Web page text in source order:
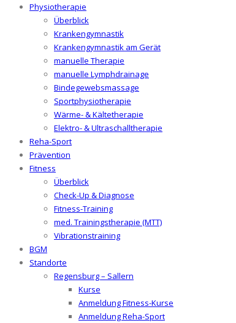
Physiotherapie
Überblick
Krankengymnastik
Krankengymnastik am Gerät
manuelle Therapie
manuelle Lymphdrainage
Bindegewebsmassage
Sportphysiotherapie
Wärme- & Kältetherapie
Elektro- & Ultraschalltherapie
Reha-Sport
Prävention
Fitness
Überblick
Check-Up & Diagnose
Fitness-Training
med. Trainingstherapie (MTT)
Vibrationstraining
BGM
Standorte
Regensburg – Sallern
Kurse
Anmeldung Fitness-Kurse
Anmeldung Reha-Sport